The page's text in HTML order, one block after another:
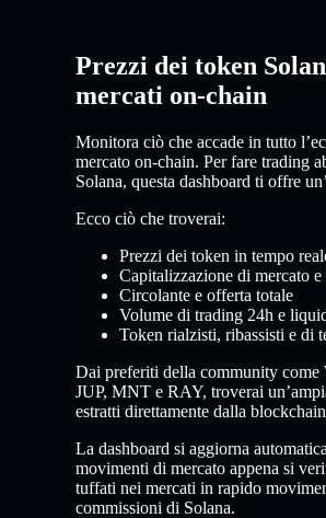
Prezzi dei token
mercati on-chain
Monitora ciò che accade in tutto
mercato on-chain. Per fare trading
Solana, questa dashboard ti offre
Ecco ciò che troverai:
Prezzi dei token in tempo
Capitalizzazione di mercato
Circolante e offerta totale
Volume di trading 24h e
Token rialzisti, ribassisti e di
Dai preferiti della community
JUP, MNT e RAY, troverai
estratti direttamente dalla
La dashboard si aggiorna
movimenti di mercato appena si
tuffati nei mercati in rapido
commissioni di Solana.